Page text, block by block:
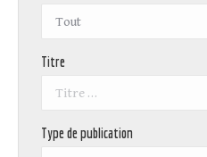
Titre
Type de publication